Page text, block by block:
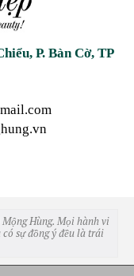
P. Bàn Cờ, TP
Hùng. Mọi hành vi
sự đồng ý đều là trái